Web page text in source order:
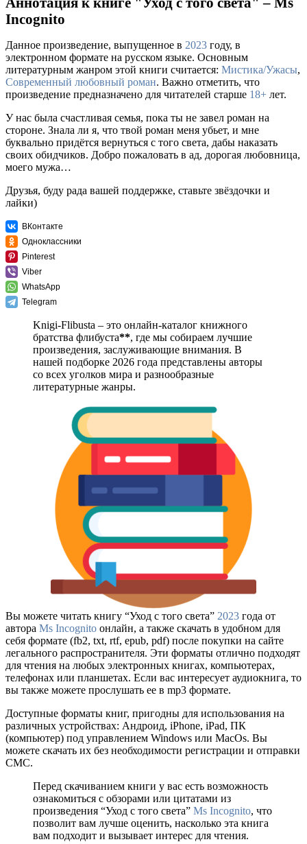
Incognito
Данное произведение, выпущенное в 2023 году, в
электронном формате на русском языке. Основным
литературным жанром этой книги считается: Мистика/Ужасы,
Современный любовный роман. Важно отметить, что
произведение предназначено для читателей старше 18+ лет.
У нас была счастливая семья, пока ты не завел роман на
стороне. Знала ли я, что твой роман меня убьет, и мне
буквально придётся вернуться с того света, дабы наказать
своих обидчиков. Добро пожаловать в ад, дорогая любовница,
моего мужа…
Друзья, буду рада вашей поддержке, ставьте звёздочки и
лайки)
ВКонтакте
Одноклассники
Pinterest
Viber
WhatsApp
Telegram
Knigi-Flibusta – это онлайн-каталог книжного
братства флибуста**, где мы собираем лучшие
произведения, заслуживающие внимания. В
нашей подборке 2026 года представлены авторы
со всех уголков мира и разнообразные
литературные жанры.
Вы можете читать книгу “Уход с того света” 2023 года от
автора Ms Incognito онлайн, а также скачать в удобном для
себя формате (fb2, txt, rtf, epub, pdf) после покупки на сайте
легального распространителя. Эти форматы отлично подходят
для чтения на любых электронных книгах, компьютерах,
телефонах или планшетах. Если вас интересует аудиокнига, то
вы также можете прослушать ее в mp3 формате.
Доступные форматы книг, пригодны для использования на
различных устройствах: Андроид, iPhone, iPad, ПК
(компьютер) под управлением Windows или MacOs. Вы
можете скачать их без необходимости регистрации и отправки
СМС.
Перед скачиванием книги у вас есть возможность
ознакомиться с обзорами или цитатами из
произведения “Уход с того света” Ms Incognito, что
позволит вам лучше оценить, насколько эта книга
вам подходит и вызывает интерес для чтения.